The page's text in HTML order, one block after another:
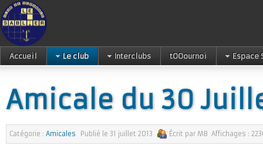
Accueil Le club Interclubs tOOournoi Espace
Amicale du 30
Catégorie : Amicales Publié le 31 juillet 2013 Écrit par MB Affichages :